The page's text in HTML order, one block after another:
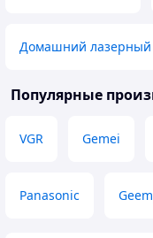
Домашний лазерный
Популярные
VGR Gemei
Panasonic